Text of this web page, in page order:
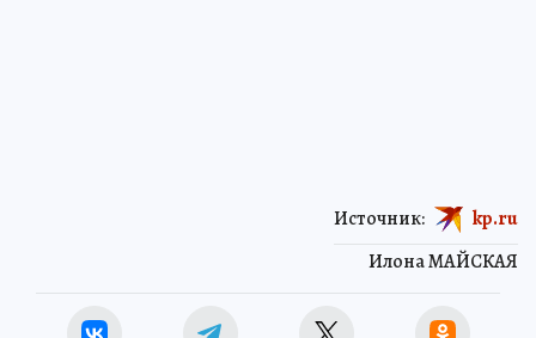
Илона МАЙСКАЯ
Источник: kp.ru